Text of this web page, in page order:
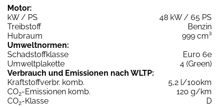
Motor:
kW / PS
48 kW / 65 PS
Treibstoff
Benzin
Hubraum
999 cm³
Umweltnormen:
Schadstoffklasse
Euro 6e
Umweltplakette
4 (Green)
Verbrauch und Emissionen nach WLTP:
Kraftstoffverbr. komb.
5,2 l/100km
CO2-Emissionen komb.
120 g/km
CO2-Klasse
D